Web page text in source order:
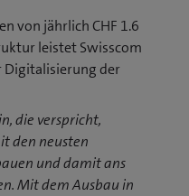
von jährlich CHF 1.6
leistet Swisscom
Digitalisierung der
die verspricht,
den neusten
und damit ans
Mit dem Ausbau in